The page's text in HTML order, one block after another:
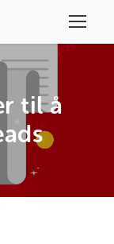
til å